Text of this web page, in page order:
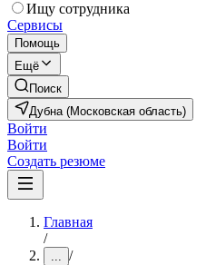
Ищу сотрудника
Сервисы
Помощь
Ещё
Поиск
Дубна (Московская область)
Войти
Войти
Создать резюме
Главная
/
... /